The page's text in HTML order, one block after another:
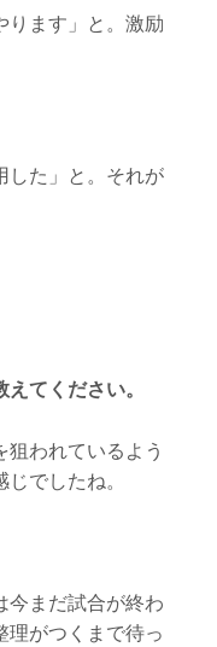
ます」と。激励
た」と。それが
てください。
われているよう
でしたね。
まだ試合が終わ
理がつくまで待っ